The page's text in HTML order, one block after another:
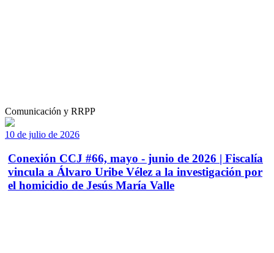
Comunicación y RRPP
10 de julio de 2026
Conexión CCJ #66, mayo - junio de 2026 | Fiscalía
vincula a Álvaro Uribe Vélez a la investigación por
el homicidio de Jesús María Valle